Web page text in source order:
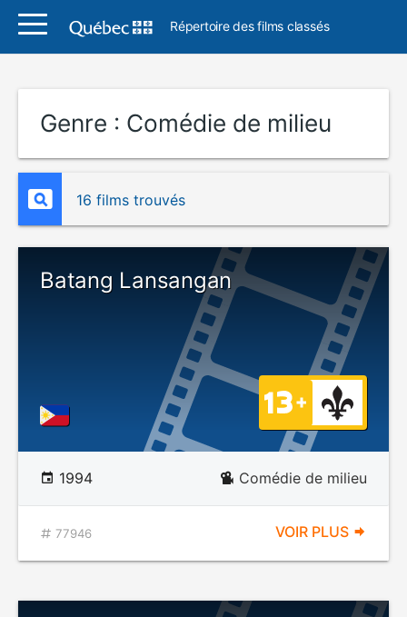
Répertoire des films classés
Genre : Comédie de milieu
16 films trouvés
Batang Lansangan
1994 Comédie de milieu
77946 VOIR PLUS